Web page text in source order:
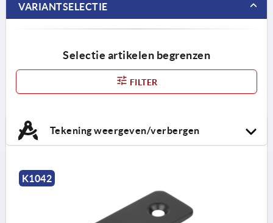
VARIANTSELECTIE
Selectie artikelen begrenzen
FILTER
Tekening weergeven/verbergen
K1042